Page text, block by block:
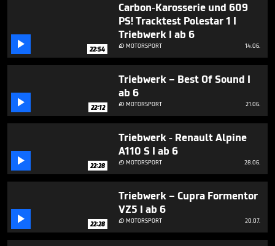
 22:54
Carbon-Karosserie und 609
PS! Tracktest Polestar 1 I
Triebwerk I ab 6
MOTORSPORT 14.06.
 22:12
Triebwerk – Best Of Sound I
ab 6
MOTORSPORT 21.06.
 22:28
Triebwerk - Renault Alpine
A110 S I ab 6
MOTORSPORT 28.06.
 22:28
Triebwerk – Cupra Formentor
VZ5 I ab 6
MOTORSPORT 20.07.